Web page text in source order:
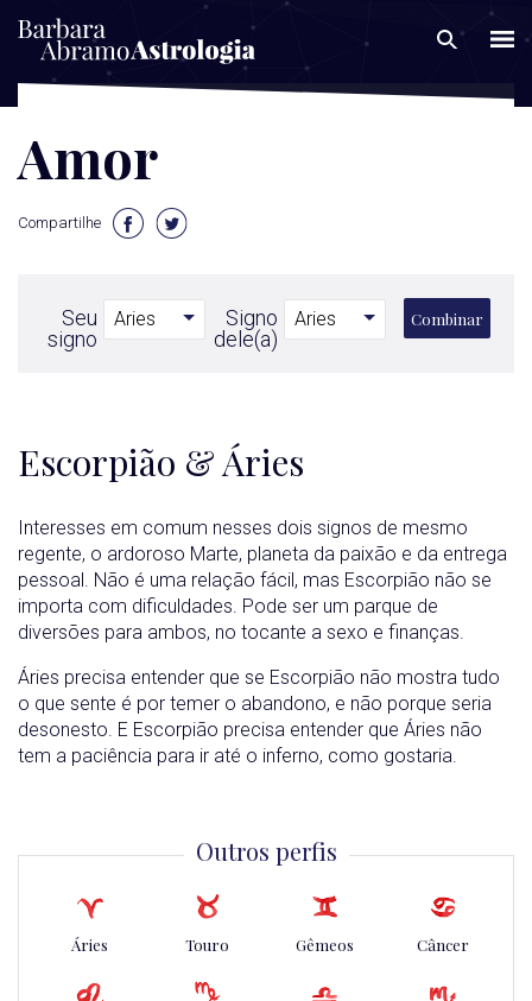
Amor
Compartilhe
Seu
signo
Signo
dele(a)
Combinar
Escorpião & Áries
Interesses em comum nesses dois signos de mesmo
regente, o ardoroso Marte, planeta da paixão e da entrega
pessoal. Não é uma relação fácil, mas Escorpião não se
importa com dificuldades. Pode ser um parque de
diversões para ambos, no tocante a sexo e finanças.
Áries precisa entender que se Escorpião não mostra tudo
o que sente é por temer o abandono, e não porque seria
desonesto. E Escorpião precisa entender que Áries não
tem a paciência para ir até o inferno, como gostaria.
Outros perfis
Áries Touro Gêmeos Câncer